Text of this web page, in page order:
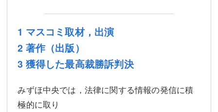
マスコミ取材・実績
東京事務所 (新宿・四谷)
マスコミ取材・実績
アクセス
埼玉事務所 (さいたま市)
1 マスコミ取材，出演
2 著作（出版）
3 獲得した最高裁勝訴判決
みずほ中央では，法律に関する情報の発信に積
極的に取り